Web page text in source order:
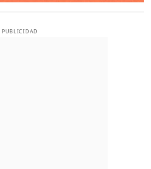
PUBLICIDAD